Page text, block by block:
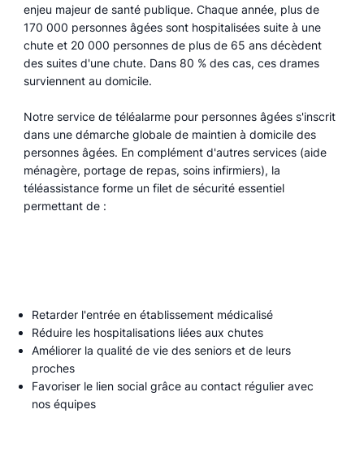
enjeu majeur de santé publique. Chaque année, plus de
170 000 personnes âgées sont hospitalisées suite à une
chute et 20 000 personnes de plus de 65 ans décèdent
des suites d'une chute. Dans 80 % des cas, ces drames
surviennent au domicile.
Notre service de téléalarme pour personnes âgées s'inscrit
dans une démarche globale de maintien à domicile des
personnes âgées. En complément d'autres services (aide
ménagère, portage de repas, soins infirmiers), la
téléassistance forme un filet de sécurité essentiel
permettant de :
Retarder l'entrée en établissement médicalisé
Réduire les hospitalisations liées aux chutes
Améliorer la qualité de vie des seniors et de leurs
proches
Favoriser le lien social grâce au contact régulier avec
nos équipes